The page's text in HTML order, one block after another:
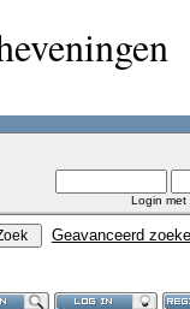
Login met
Geavanceerd